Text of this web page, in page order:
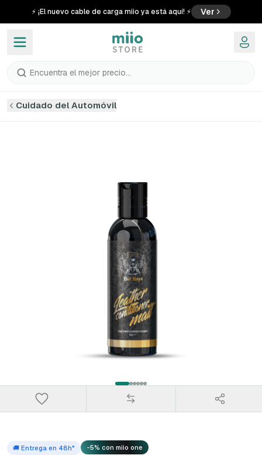
⚡ ¡El nuevo cable de carga miio ya está aquí! ⚡ Ver
Encuentra el mejor precio...
Cuidado del Automóvil
🚚 Entrega en 48h* -5% con miio one